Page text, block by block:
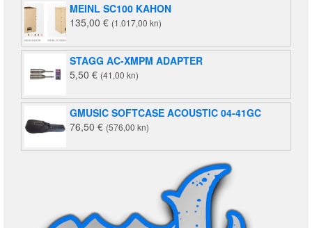
MEINL SC100 KAHON
135,00 € (1.017,00 kn)
STAGG AC-XMPM ADAPTER
5,50 € (41,00 kn)
GMUSIC SOFTCASE ACOUSTIC 04-41GC
76,50 € (576,00 kn)